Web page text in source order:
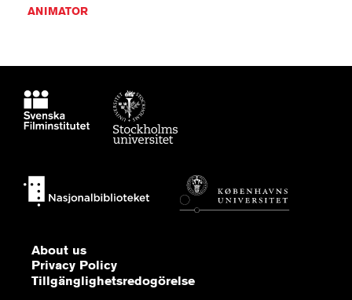
ANIMATOR
About us
Privacy Policy
Tillgänglighetsredogörelse